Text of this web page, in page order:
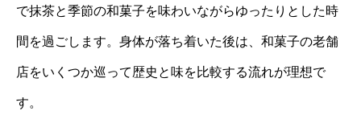
で抹茶と季節の和菓子を味わいながらゆったりとした時
間を過ごします。身体が落ち着いた後は、和菓子の老舗
店をいくつか巡って歴史と味を比較する流れが理想で
す。